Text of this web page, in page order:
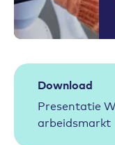
Download
Presentatie
arbeidsmarkt